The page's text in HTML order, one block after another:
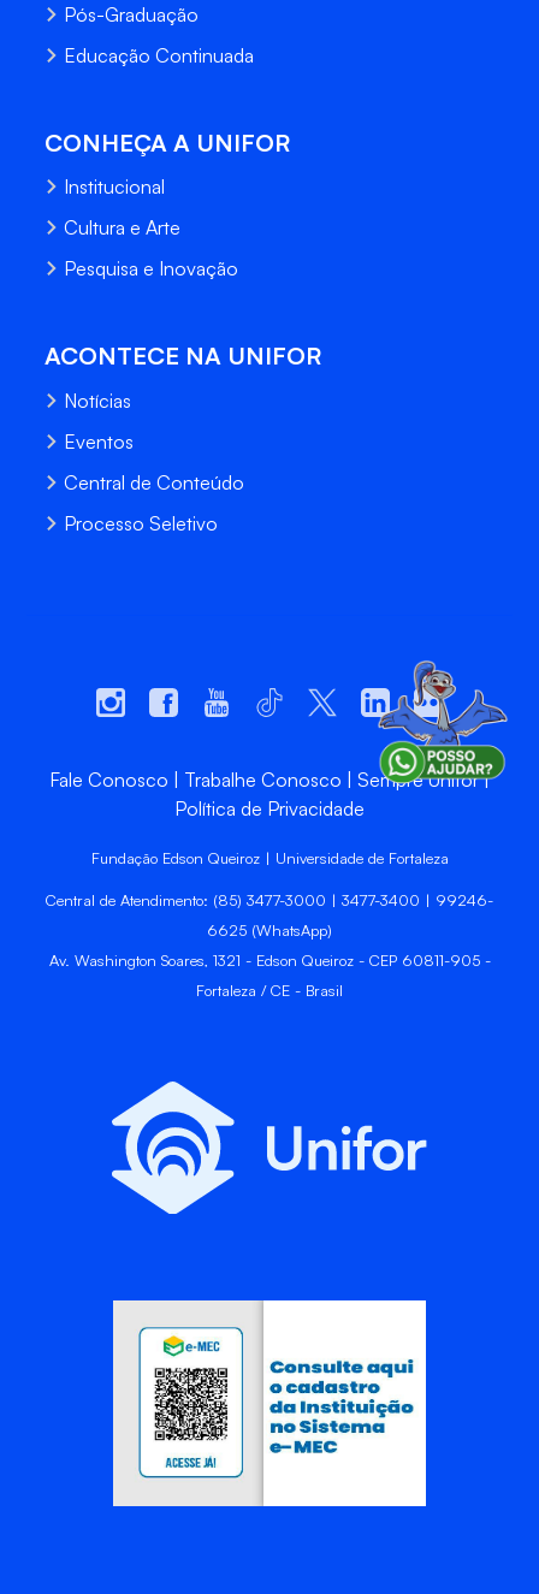
Pós-Graduação
Educação Continuada
CONHEÇA A UNIFOR
Institucional
Cultura e Arte
Pesquisa e Inovação
ACONTECE NA UNIFOR
Notícias
Eventos
Central de Conteúdo
Processo Seletivo
Fale Conosco Trabalhe Conosco
Sempre Unifor
Política de Privacidade
Fundação Edson Queiroz | Universidade de Fortaleza
Central de Atendimento: (85) 3477-3000 | 3477-3400 | 99246-
6625 (WhatsApp)
Av. Washington Soares, 1321 - Edson Queiroz - CEP 60811-905 -
Fortaleza / CE - Brasil